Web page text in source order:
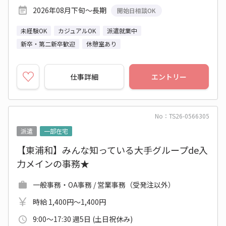
2026年08月下旬～長期
開始日相談OK
未経験OK カジュアルOK
派遣就業中
新卒・第二新卒歓迎
休憩室あり
仕事詳細 エントリー
No：TS26-0566305
派遣
一部在宅
【東浦和】みんな知っている大手グループde入
力メインの事務★
一般事務・OA事務 / 営業事務（受発注以外）
時給 1,400円～1,400円
9:00～17:30 週5日 (土日祝休み)